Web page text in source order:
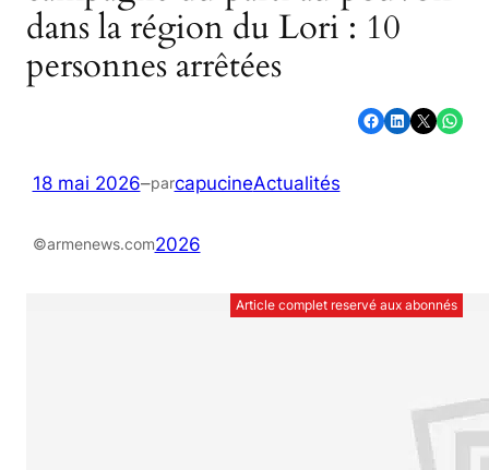
dans la région du Lori : 10
personnes arrêtées
Partager sur Facebook Partager sur LinkedIn Partager sur X Partager sur WhatsApp
18 mai 2026–parcapucineActualités
©armenews.com2026
Article complet reservé aux abonnés